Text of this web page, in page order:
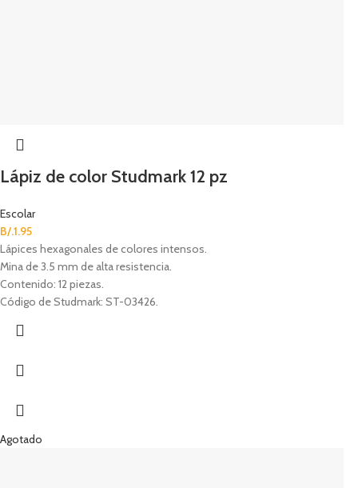
Lápiz de color Studmark 12 pz
Escolar
B/.1.95
Lápices hexagonales de colores intensos.
Mina de 3.5 mm de alta resistencia.
Contenido: 12 piezas.
Código de Studmark: ST-03426.
Agotado